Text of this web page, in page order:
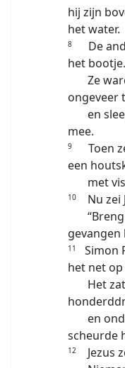
hij zijn
het water.
8
De
het bootje.
Ze
ongeveer
en
mee.
9
Toen
een
met
10
Nu zei
gevangen
11
Simon
het net
Het
en
scheurde
12
Jezus